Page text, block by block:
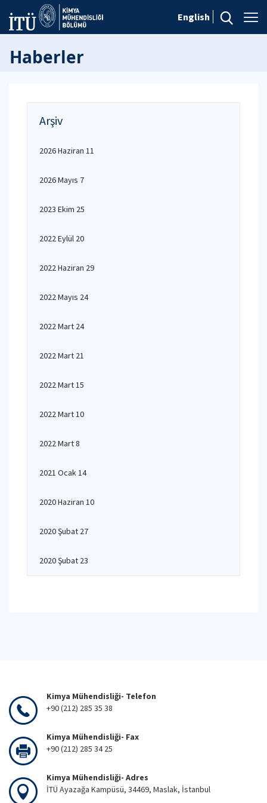
English
Haberler
Arşiv
2026 Haziran 11
2026 Mayıs 7
2023 Ekim 25
2022 Eylül 20
2022 Haziran 29
2022 Mayıs 24
2022 Mart 24
2022 Mart 21
2022 Mart 15
2022 Mart 10
2022 Mart 8
2021 Ocak 14
2020 Haziran 10
2020 Şubat 27
2020 Şubat 23
Kimya Mühendisliği- Telefon
+90 (212) 285 35 38
Kimya Mühendisliği- Fax
+90 (212) 285 34 25
Kimya Mühendisliği- Adres
İTÜ Ayazağa Kampüsü, 34469, Maslak, İstanbul